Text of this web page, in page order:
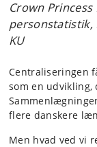
Crown
personstatistik,
KU
Centraliseringen
som en udvikling,
flere danskere
Men hvad ved vi